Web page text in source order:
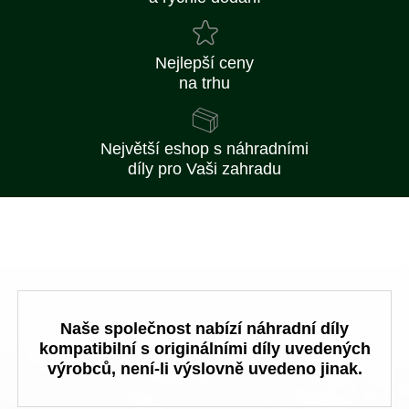
Nejlepší ceny
na trhu
Největší eshop s náhradními
díly pro Vaši zahradu
Naše společnost nabízí náhradní díly
kompatibilní s originálními díly uvedených
výrobců, není-li výslovně uvedeno jinak.